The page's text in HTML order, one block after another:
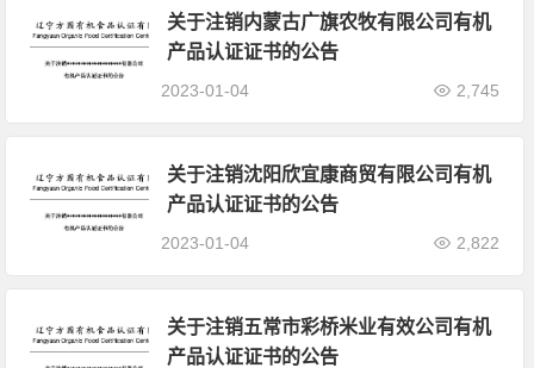
关于注销内蒙古广旗农牧有限公司有机
产品认证证书的公告
2023-01-04 2,745
关于注销沈阳欣宜康商贸有限公司有机
产品认证证书的公告
2023-01-04 2,822
关于注销五常市彩桥米业有效公司有机
产品认证证书的公告